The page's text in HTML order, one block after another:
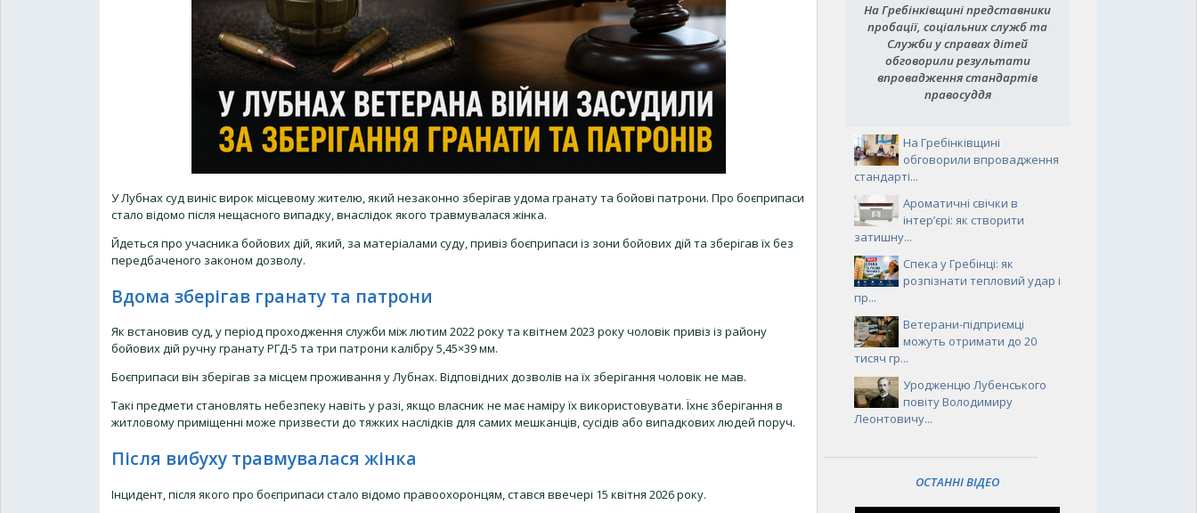
У Лубнах суд виніс вирок місцевому жителю, який незаконно зберігав удома гранату та бойові патрони. Про боєприпаси
стало відомо після нещасного випадку, внаслідок якого травмувалася жінка.
Йдеться про учасника бойових дій, який, за матеріалами суду, привіз боєприпаси із зони бойових дій та зберігав їх без
передбаченого законом дозволу.
Вдома зберігав гранату та патрони
Як встановив суд, у період проходження служби між лютим 2022 року та квітнем 2023 року чоловік привіз із району
бойових дій ручну гранату РГД-5 та три патрони калібру 5,45×39 мм.
Боєприпаси він зберігав за місцем проживання у Лубнах. Відповідних дозволів на їх зберігання чоловік не мав.
Такі предмети становлять небезпеку навіть у разі, якщо власник не має наміру їх використовувати. Їхнє зберігання в
житловому приміщенні може призвести до тяжких наслідків для самих мешканців, сусідів або випадкових людей поруч.
Після вибуху травмувалася жінка
Інцидент, після якого про боєприпаси стало відомо правоохоронцям, стався ввечері 15 квітня 2026 року.
На Гребінківщині представники
пробації, соціальних служб та
Служби у справах дітей
обговорили результати
впровадження стандартів
правосуддя
На Гребінківщині
обговорили впровадження
стандарті...
Ароматичні свічки в
інтер’єрі: як створити
затишну...
Спека у Гребінці: як
розпізнати тепловий удар і
пр...
Ветерани-підприємці
можуть отримати до 20
тисяч гр...
Уродженцю Лубенського
повіту Володимиру
Леонтовичу...
ОСТАННІ ВІДЕО